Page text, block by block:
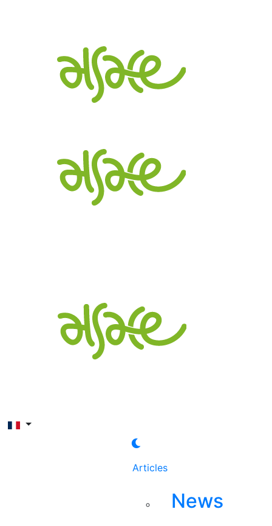
Articles
News